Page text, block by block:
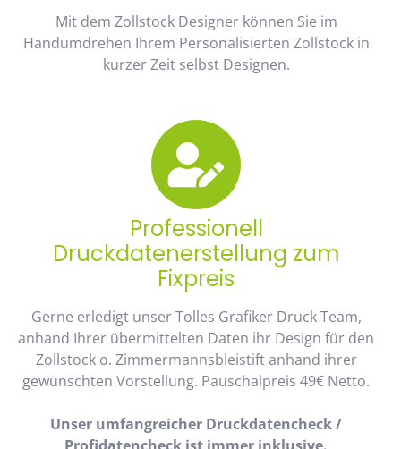
Mit dem Zollstock Designer können Sie im
Handumdrehen Ihrem Personalisierten Zollstock in
kurzer Zeit selbst Designen.
Professionell
Druckdatenerstellung zum
Fixpreis
Gerne erledigt unser Tolles Grafiker Druck Team,
anhand Ihrer übermittelten Daten ihr Design für den
Zollstock o. Zimmermannsbleistift anhand ihrer
gewünschten Vorstellung. Pauschalpreis 49€ Netto.
Unser umfangreicher Druckdatencheck /